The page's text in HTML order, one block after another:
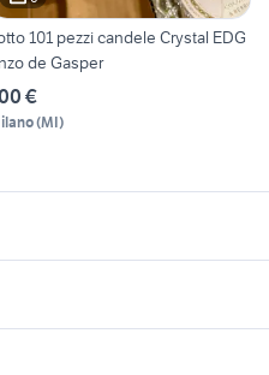
101 pezzi candele Crystal EDG
de Gasper
€
(MI)